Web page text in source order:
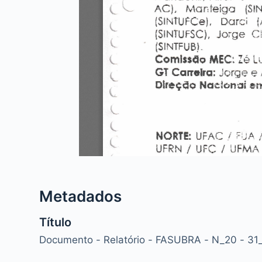
Metadados
Título
Documento - Relatório - FASUBRA - N_20 -